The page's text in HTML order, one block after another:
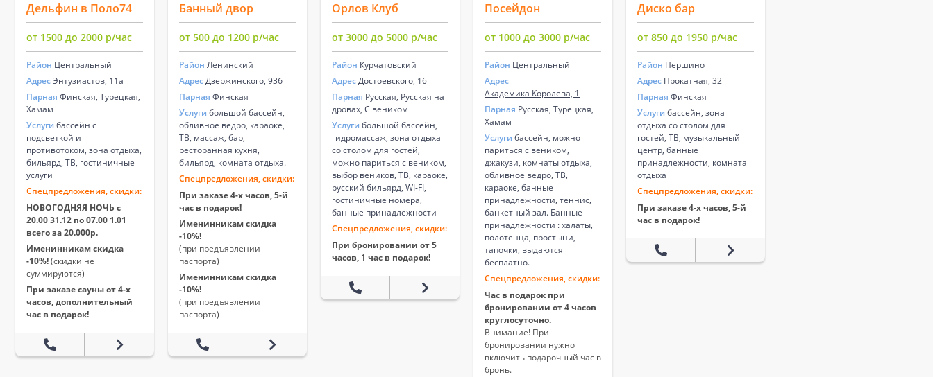
Дельфин в Поло74
от 1500 до 2000 р/час
Район Центральный
АдресЭнтузиастов, 11а
Парная Финская, Турецкая,
Хамам
Услуги бассейн с
подсветкой и
противотоком, зона отдыха,
бильярд, ТВ, гостиничные
услуги
Спецпредложения, скидки:
НОВОГОДНЯЯ НОЧЬ с
20.00 31.12 по 07.00 1.01
всего за 20.000р.
Именинникам скидка
-10%!(скидки не
суммируются)
При заказе сауны от 4-х
часов, дополнительный
час в подарок!
Банный двор
от 500 до 1200 р/час
Район Ленинский
АдресДзержинского, 93б
Парная Финская
Услуги большой бассейн,
обливное ведро, караоке,
ТВ, массаж, бар,
ресторанная кухня,
бильярд, комната отдыха.
Спецпредложения, скидки:
При заказе 4-х часов, 5-й
час в подарок!
Именинникам скидка
-10%!
(при предъявлении
паспорта)
Именинникам скидка
-10%!
(при предъявлении
паспорта)
Орлов Клуб
от 3000 до 5000 р/час
Район Курчатовский
АдресДостоевского, 16
Парная Русская, Русская на
дровах, С веником
Услуги большой бассейн,
гидромассаж, зона отдыха
со столом для гостей,
можно париться с веником,
выбор веников, ТВ, караоке,
русский бильярд, WI-FI,
гостиничные номера,
банные принадлежности
Спецпредложения, скидки:
При бронировании от 5
часов, 1 час в подарок!
Посейдон
от 1000 до 3000 р/час
Район Центральный
Адрес
Академика Королева, 1
Парная Русская, Турецкая,
Хамам
Услуги бассейн, можно
париться с веником,
джакузи, комнаты отдыха,
обливное ведро, ТВ,
караоке, банные
принадлежности, теннис,
банкетный зал. Банные
принадлежности : халаты,
полотенца, простыни,
тапочки, выдаются
бесплатно.
Спецпредложения, скидки:
Час в подарок при
бронировании от 4 часов
круглосуточно.
Внимание! При
бронировании нужно
включить подарочный час в
бронь.
Диско бар
от 850 до 1950 р/час
Район Першино
Адрес ​Прокатная, 32
Парная Финская
Услуги бассейн, зона
отдыха со столом для
гостей, ТВ, музыкальный
центр, банные
принадлежности, комната
отдыха
Спецпредложения, скидки:
При заказе 4-х часов, 5-й
час в подарок!